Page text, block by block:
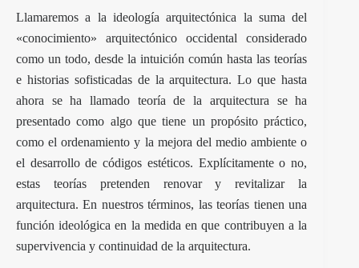
Llamaremos a la ideología arquitectónica la suma del
«conocimiento» arquitectónico occidental considerado
como un todo, desde la intuición común hasta las teorías
e historias sofisticadas de la arquitectura. Lo que hasta
ahora se ha llamado teoría de la arquitectura se ha
presentado como algo que tiene un propósito práctico,
como el ordenamiento y la mejora del medio ambiente o
el desarrollo de códigos estéticos. Explícitamente o no,
estas teorías pretenden renovar y revitalizar la
arquitectura. En nuestros términos, las teorías tienen una
función ideológica en la medida en que contribuyen a la
supervivencia y continuidad de la arquitectura.